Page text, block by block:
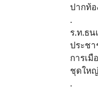
ปากท้อ
.
ร.ท.ธ
ประชา
การเมื
ชุดให
.